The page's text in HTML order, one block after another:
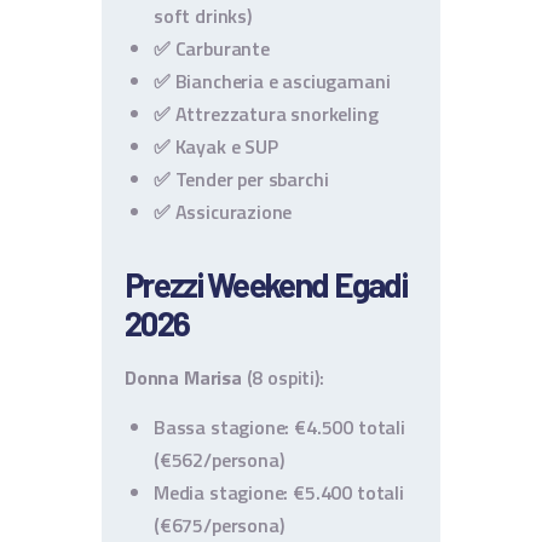
soft drinks)
✅ Carburante
✅ Biancheria e asciugamani
✅ Attrezzatura snorkeling
✅ Kayak e SUP
✅ Tender per sbarchi
✅ Assicurazione
Prezzi Weekend Egadi
2026
Donna Marisa (8 ospiti):
Bassa stagione: €4.500 totali
(€562/persona)
Media stagione: €5.400 totali
(€675/persona)